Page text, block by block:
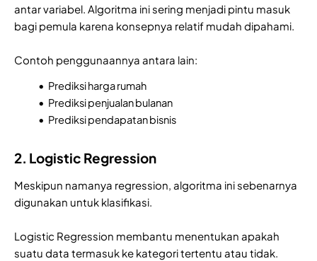
antar variabel. Algoritma ini sering menjadi pintu masuk
bagi pemula karena konsepnya relatif mudah dipahami.
Contoh penggunaannya antara lain:
Prediksi harga rumah
Prediksi penjualan bulanan
Prediksi pendapatan bisnis
2. Logistic Regression
Meskipun namanya regression, algoritma ini sebenarnya
digunakan untuk klasifikasi.
Logistic Regression membantu menentukan apakah
suatu data termasuk ke kategori tertentu atau tidak.